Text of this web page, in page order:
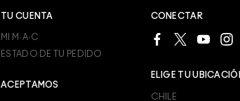
TU CUENTA
MI M·A·C
ESTADO DE TU PEDIDO
ACEPTAMOS
CONECTAR
ELIGE TU
CHILE